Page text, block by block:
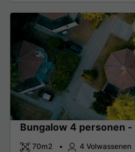
Bungalow 4 personen -
70m2 4 Volwassenen